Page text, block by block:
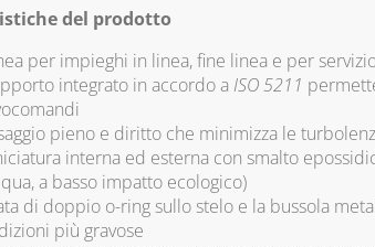
del prodotto
per impieghi in linea, fine linea e per
integrato in accordo a ISO 5211
pieno e diritto che minimizza le
interna ed esterna con smalto
a basso impatto ecologico)
di doppio o-ring sullo stelo e la bussola
più gravose